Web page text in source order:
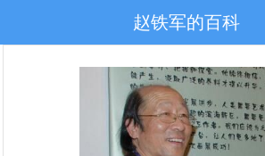
赵铁军的百科